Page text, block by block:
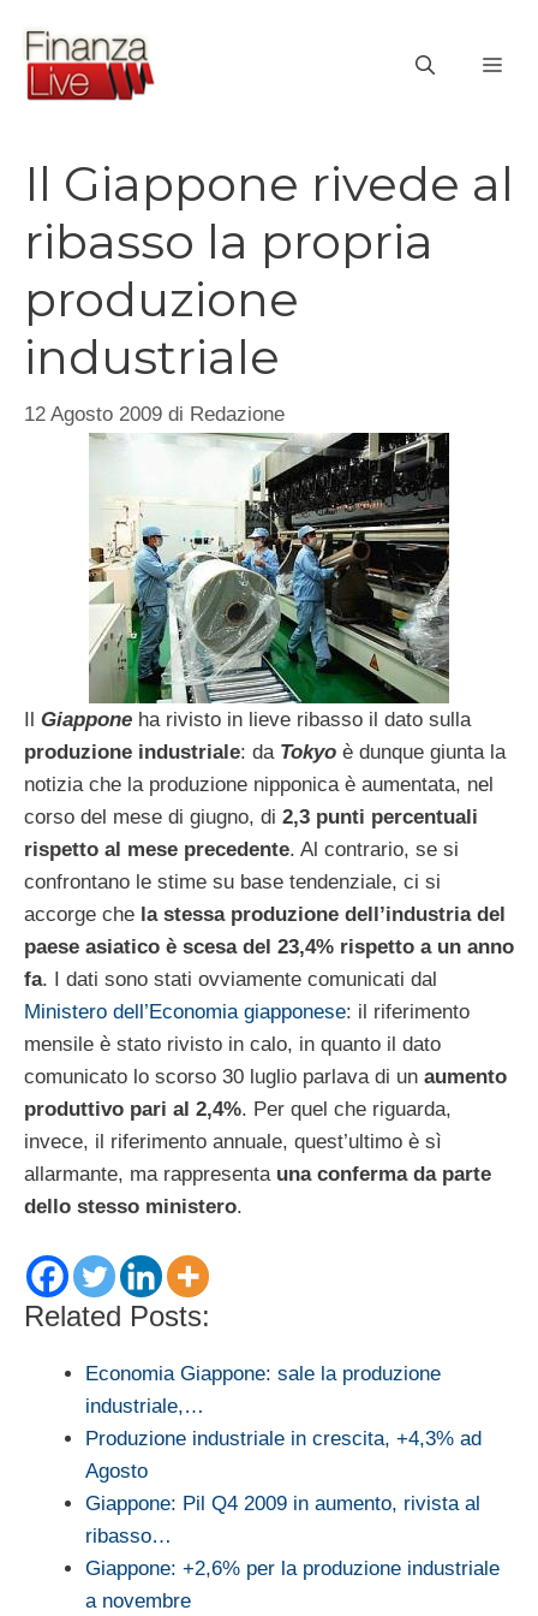
contenuto
Il Giappone rivede al
ribasso la propria
produzione
industriale
12 Agosto 2009 di Redazione
Il Giappone ha rivisto in lieve ribasso il dato sulla
produzione industriale: da Tokyo è dunque giunta la
notizia che la produzione nipponica è aumentata, nel
corso del mese di giugno, di 2,3 punti percentuali
rispetto al mese precedente. Al contrario, se si
confrontano le stime su base tendenziale, ci si
accorge che la stessa produzione dell’industria del
paese asiatico è scesa del 23,4% rispetto a un anno
fa. I dati sono stati ovviamente comunicati dal
Ministero dell’Economia giapponese: il riferimento
mensile è stato rivisto in calo, in quanto il dato
comunicato lo scorso 30 luglio parlava di un aumento
produttivo pari al 2,4%. Per quel che riguarda,
invece, il riferimento annuale, quest’ultimo è sì
allarmante, ma rappresenta una conferma da parte
dello stesso ministero.
Related Posts:
Economia Giappone: sale la produzione
industriale,…
Produzione industriale in crescita, +4,3% ad
Agosto
Giappone: Pil Q4 2009 in aumento, rivista al
ribasso…
Giappone: +2,6% per la produzione industriale
a novembre